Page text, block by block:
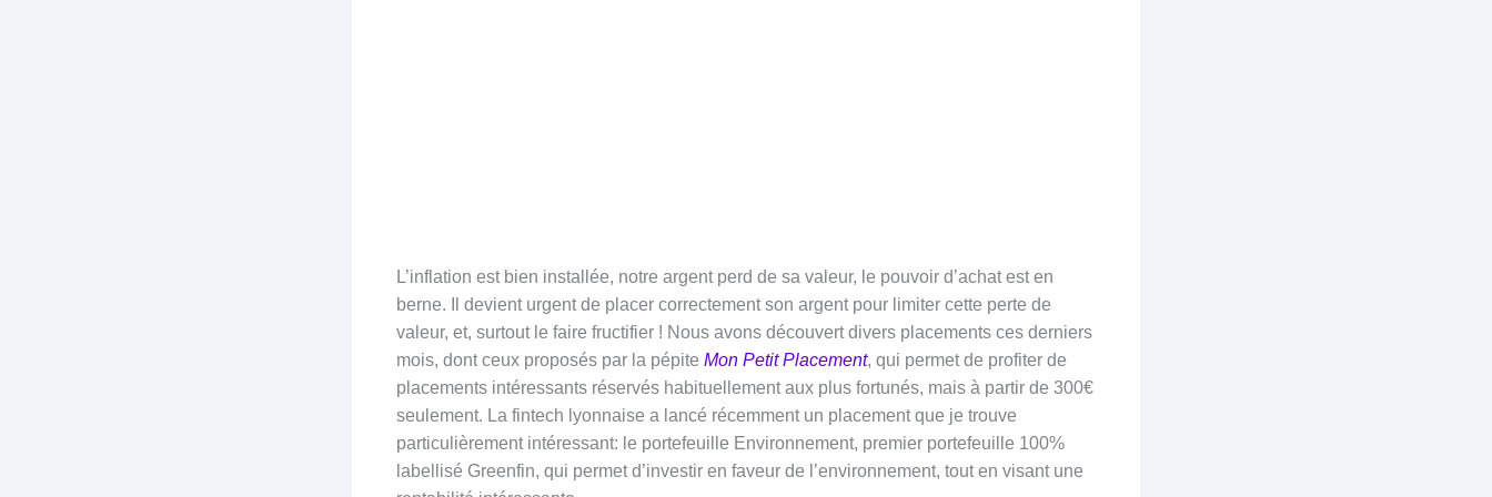
L’inflation est bien installée, notre argent perd de sa valeur, le pouvoir d’achat est en
berne. Il devient urgent de placer correctement son argent pour limiter cette perte de
valeur, et, surtout le faire fructifier ! Nous avons découvert divers placements ces derniers
mois, dont ceux proposés par la pépite Mon Petit Placement, qui permet de profiter de
placements intéressants réservés habituellement aux plus fortunés, mais à partir de 300€
seulement. La fintech lyonnaise a lancé récemment un placement que je trouve
particulièrement intéressant: le portefeuille Environnement, premier portefeuille 100%
labellisé Greenfin, qui permet d’investir en faveur de l’environnement, tout en visant une